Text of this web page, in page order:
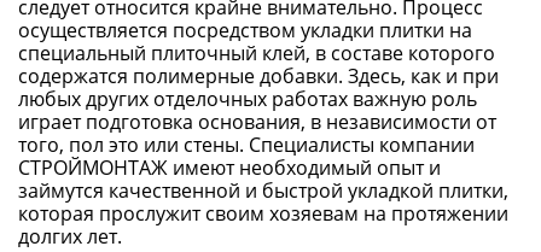
следует относится крайне внимательно. Процесс
осуществляется посредством укладки плитки на
специальный плиточный клей, в составе которого
содержатся полимерные добавки. Здесь, как и при
любых других отделочных работах важную роль
играет подготовка основания, в независимости от
того, пол это или стены. Специалисты компании
СТРОЙМОНТАЖ имеют необходимый опыт и
займутся качественной и быстрой укладкой плитки,
которая прослужит своим хозяевам на протяжении
долгих лет.